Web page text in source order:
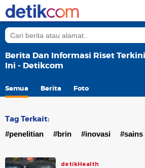
Berita Dan Informasi Riset
Ini - Detikcom
Semua Berita Foto
Tag Terkait:
#penelitian #brin #inovasi #sains
detikHealth